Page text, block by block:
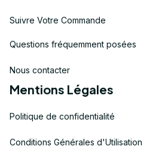
Suivre Votre Commande
Questions fréquemment posées
Nous contacter
Mentions Légales
Politique de confidentialité
Conditions Générales d'Utilisation